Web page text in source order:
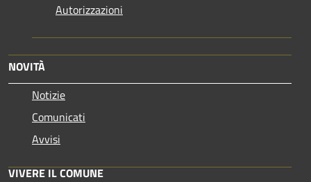
Autorizzazioni
NOVITÀ
Notizie
Comunicati
Avvisi
VIVERE IL COMUNE